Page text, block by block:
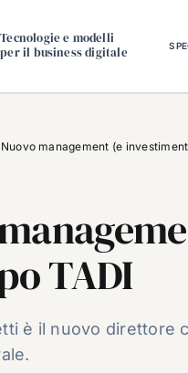
Tecnologie e modelli
per il business digitale
Nuovo management (e
TADI
è il nuovo direttore